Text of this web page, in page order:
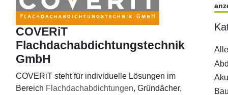
COVERiT
Flachdachabdichtungstechnik
GmbH
COVERiT steht für individuelle Lösungen im
Bereich Flachdachabdichtungen, Gründächer,
Alle